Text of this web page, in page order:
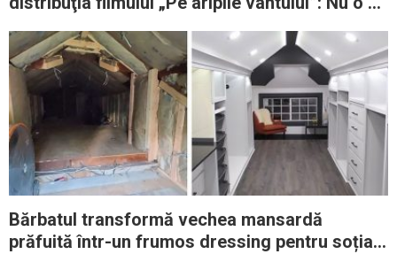
Bărbatul transformă vechea mansardă
prăfuită într-un frumos dressing pentru soția